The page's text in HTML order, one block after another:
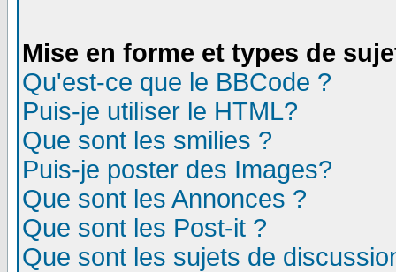
Mise en forme et types de
Qu'est-ce que le BBCode ?
Puis-je utiliser le HTML?
Que sont les smilies ?
Puis-je poster des Images?
Que sont les Annonces ?
Que sont les Post-it ?
Que sont les sujets de